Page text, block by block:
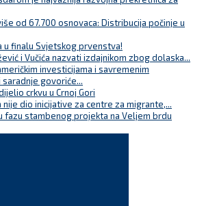
od 67.700 osnovaca: Distribucija počinje u
u finalu Svjetskog prvenstva!
i Vučića nazvati izdajnikom zbog dolaska...
investicijama i savremenim
govoriće...
crkvu u Crnoj Gori
nije dio inicijative za centre za migrante,...
fazu stambenog projekta na Veljem brdu